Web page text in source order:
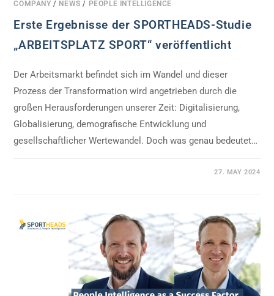
COMPANY / NEWS / PEOPLE INTELLIGENCE
Erste Ergebnisse der SPORTHEADS-Studie
„ARBEITSPLATZ SPORT“ veröffentlicht
Der Arbeitsmarkt befindet sich im Wandel und dieser
Prozess der Transformation wird angetrieben durch die
großen Herausforderungen unserer Zeit: Digitalisierung,
Globalisierung, demografische Entwicklung und
gesellschaftlicher Wertewandel. Doch was genau bedeutet…
27. MAY 2024